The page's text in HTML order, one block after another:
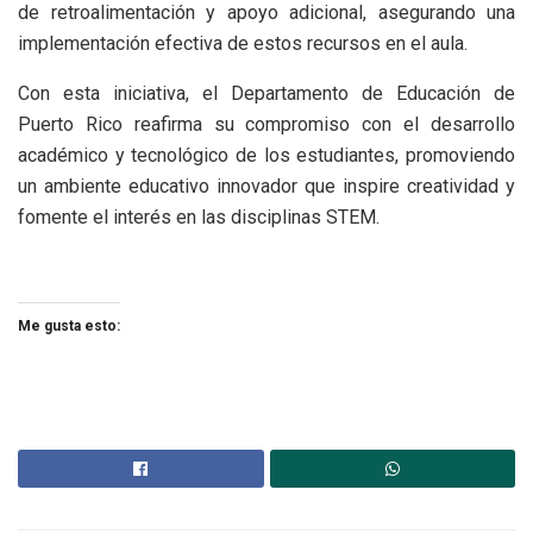
de retroalimentación y apoyo adicional, asegurando una
implementación efectiva de estos recursos en el aula.
Con esta iniciativa, el Departamento de Educación de
Puerto Rico reafirma su compromiso con el desarrollo
académico y tecnológico de los estudiantes, promoviendo
un ambiente educativo innovador que inspire creatividad y
fomente el interés en las disciplinas STEM.
Me gusta esto: